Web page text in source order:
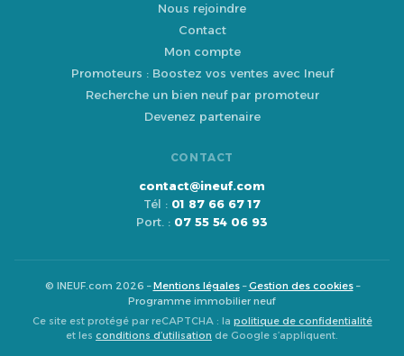
Nous rejoindre
Contact
Mon compte
Promoteurs : Boostez vos ventes avec Ineuf
Recherche un bien neuf par promoteur
Devenez partenaire
CONTACT
contact@ineuf.com
Tél : 01 87 66 67 17
Port. : 07 55 54 06 93
© INEUF.com 2026 –Mentions légales–Gestion des cookies–
Programme immobilier neuf
Ce site est protégé par reCAPTCHA : la politique de confidentialité
et les conditions d’utilisation de Google s’appliquent.